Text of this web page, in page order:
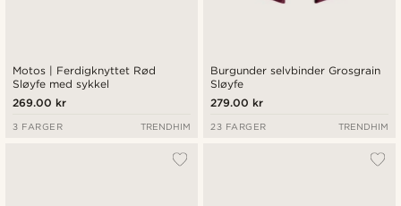
Motos | Ferdigknyttet Rød
Sløyfe med sykkel
269.00 kr
3 FARGER TRENDHIM
Burgunder selvbinder Grosgrain
Sløyfe
279.00 kr
23 FARGER TRENDHIM